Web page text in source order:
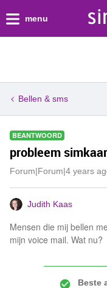
menu
Bellen & sms
BEANTWOORD
probleem
Forum|Forum|4 years
Judith Kaas
Mensen die mij bellen
mijn voice mail. Wat nu?
Beste